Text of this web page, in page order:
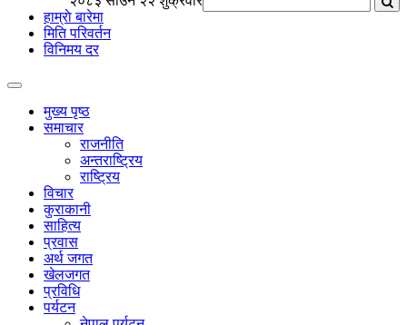
हाम्राे बारेमा
मिति परिवर्तन
विनिमय दर
मुख्य पृष्ठ
समाचार
राजनीति
अन्तराष्ट्रिय
राष्ट्रिय
विचार
कुराकानी
साहित्य
प्रवास
अर्थ जगत
खेलजगत
प्रविधि
पर्यटन